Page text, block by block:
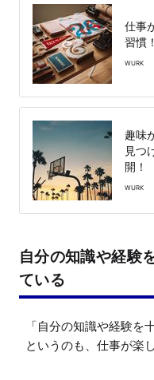
仕事
習慣
WURK
趣味
見つ
開！
WURK
自分の知識や経験
ている
「自分の知識や経験を
というのも、仕事が楽